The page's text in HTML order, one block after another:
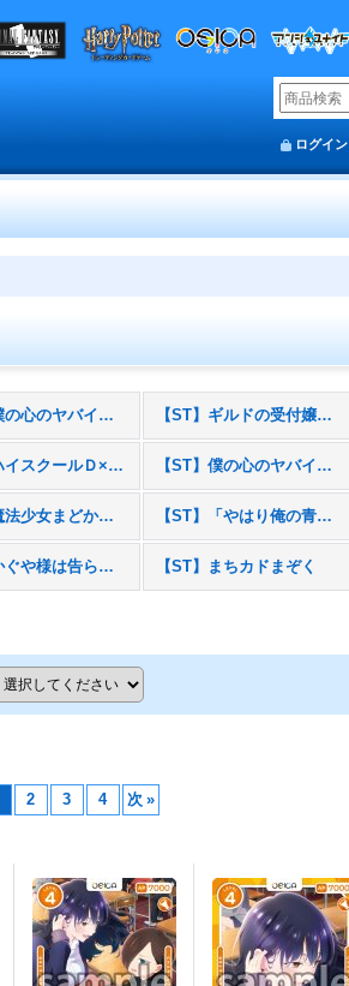
ログイン
【ST】僕の心のヤバイやつ part2 【ST】ギルドの受付嬢ですが、残業は嫌なのでボスをソロ討伐しようと思います
【ST】ハイスクールＤ×Ｄ HERO 【ST】僕の心のヤバイやつ
【ST】魔法少女まどか☆マギカ 【ST】「やはり俺の青春ラブコメはまちがっている。」シリーズ
【ST】かぐや様は告らせたい-ウルトラロマンティック- 【ST】まちカドまぞく
2 3 4 次 »